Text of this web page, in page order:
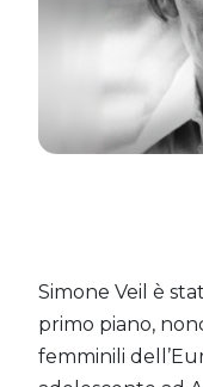
Simone Veil è
primo piano,
femminili